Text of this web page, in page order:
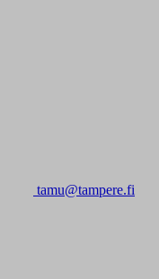
tamu@tampere.fi